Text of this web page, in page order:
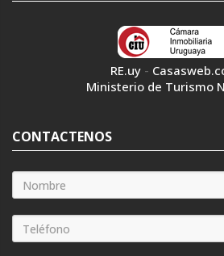
RE.uy-
Ministerio de Turismo
CONTACTENOS